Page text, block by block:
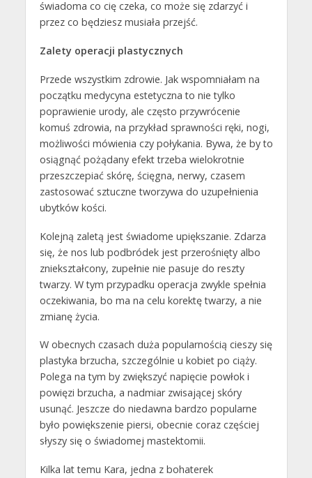
świadoma co cię czeka, co może się zdarzyć i
przez co będziesz musiała przejść.
Zalety operacji plastycznych
Przede wszystkim zdrowie. Jak wspomniałam na
początku medycyna estetyczna to nie tylko
poprawienie urody, ale często przywrócenie
komuś zdrowia, na przykład sprawności ręki, nogi,
możliwości mówienia czy połykania. Bywa, że by to
osiągnąć pożądany efekt trzeba wielokrotnie
przeszczepiać skórę, ścięgna, nerwy, czasem
zastosować sztuczne tworzywa do uzupełnienia
ubytków kości.
Kolejną zaletą jest świadome upiększanie. Zdarza
się, że nos lub podbródek jest przerośnięty albo
zniekształcony, zupełnie nie pasuje do reszty
twarzy. W tym przypadku operacja zwykle spełnia
oczekiwania, bo ma na celu korektę twarzy, a nie
zmianę życia.
W obecnych czasach duża popularnością cieszy się
plastyka brzucha, szczególnie u kobiet po ciąży.
Polega na tym by zwiększyć napięcie powłok i
powięzi brzucha, a nadmiar zwisającej skóry
usunąć. Jeszcze do niedawna bardzo popularne
było powiększenie piersi, obecnie coraz częściej
słyszy się o świadomej mastektomii.
Kilka lat temu Kara, jedna z bohaterek